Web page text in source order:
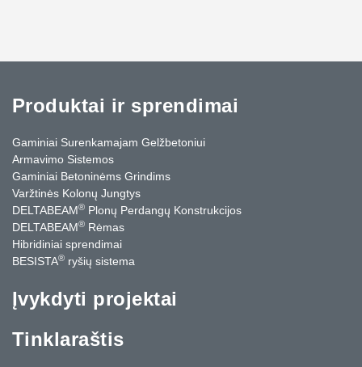
Produktai ir sprendimai
Gaminiai Surenkamajam Gelžbetoniui
Armavimo Sistemos
Gaminiai Betoninėms Grindims
Varžtinės Kolonų Jungtys
DELTABEAM® Plonų Perdangų Konstrukcijos
DELTABEAM® Rėmas
Hibridiniai sprendimai
BESISTA® ryšių sistema
Įvykdyti projektai
Tinklaraštis